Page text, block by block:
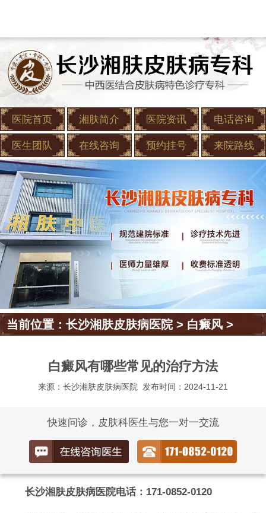
医院首页 湘肤简介 医院资讯 电话咨询
医生团队 在线咨询 预约挂号 来院路线
当前位置：长沙湘肤皮肤病医院> 白癜风 >
白癜风有哪些常见的治疗方法
来源：长沙湘肤皮肤病医院 发布时间：2024-11-21
快速问诊，皮肤科医生与您一对一交流
长沙湘肤皮肤病医院电话：171-0852-0120